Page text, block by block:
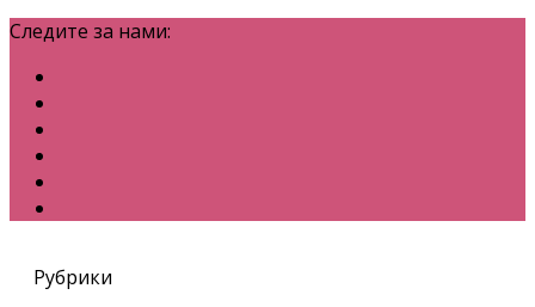
Следите за нами:
Рубрики